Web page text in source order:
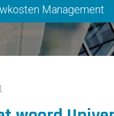
Management